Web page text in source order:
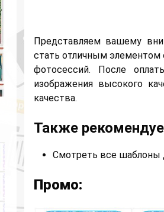
Представляем вашему
стать отличным
фотосессий. После
изображения высокого
качества.
Также
Смотреть все шаблоны
Промо: